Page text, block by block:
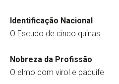
Identificação Nacional
O Escudo de cinco quinas
Nobreza da Profissão
O elmo com virol e paquife